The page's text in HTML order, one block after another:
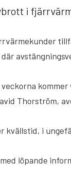
i
veckorna
Thorström,
kvällstid, i
löpande